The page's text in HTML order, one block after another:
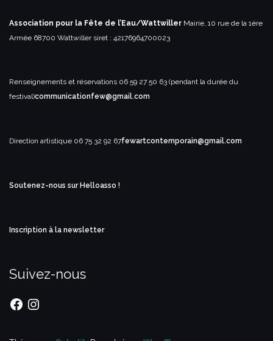
Association pour la Fête de l’Eau/Wattwiller Mairie, 10 rue de la 1ère
Armée 68700 Wattwillersiret : 42176964700023
Renseignements et réservations 06 59 27 50 63 (pendant la durée du
festival)communicationfew@gmail.com
Direction artistique 06 75 32 92 67fewartcontemporain@gmail.com
Soutenez-nous sur Helloasso !
Inscription à la newsletter
Suivez-nous
FacebookInstagram